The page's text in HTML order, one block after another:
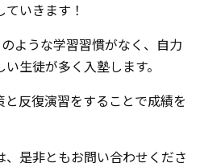
いきます！
ような学習習慣がなく、自力
生徒が多く入塾します。
反復演習をすることで成績を
是非ともお問い合わせくださ